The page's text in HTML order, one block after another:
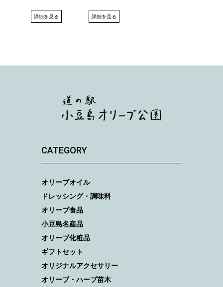
詳細を見る 詳細を見る
CATEGORY
オリーブオイル
ドレッシング・調味料
オリーブ食品
小豆島名産品
オリーブ化粧品
ギフトセット
オリジナルアクセサリー
オリーブ・ハーブ苗木